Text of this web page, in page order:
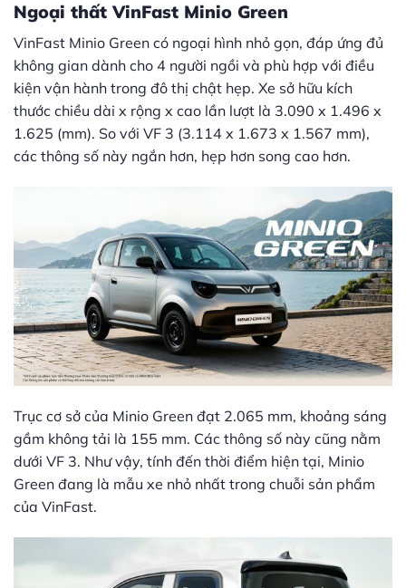
Ngoại thất VinFast Minio Green
VinFast Minio Green có ngoại hình nhỏ gọn, đáp ứng đủ
không gian dành cho 4 người ngồi và phù hợp với điều
kiện vận hành trong đô thị chật hẹp. Xe sở hữu kích
thước chiều dài x rộng x cao lần lượt là 3.090 x 1.496 x
1.625 (mm). So với VF 3 (3.114 x 1.673 x 1.567 mm),
các thông số này ngắn hơn, hẹp hơn song cao hơn.
Trục cơ sở của Minio Green đạt 2.065 mm, khoảng sáng
gầm không tải là 155 mm. Các thông số này cũng nằm
dưới VF 3. Như vậy, tính đến thời điểm hiện tại, Minio
Green đang là mẫu xe nhỏ nhất trong chuỗi sản phẩm
của VinFast.